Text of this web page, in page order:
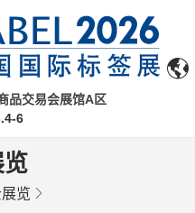
品交易会展馆A区
6
览